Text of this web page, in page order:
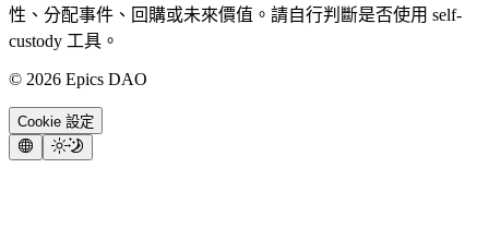
性、分配事件、回購或未來價值。請自行判斷是否使用 self-
custody 工具。
© 2026 Epics DAO
Cookie 設定